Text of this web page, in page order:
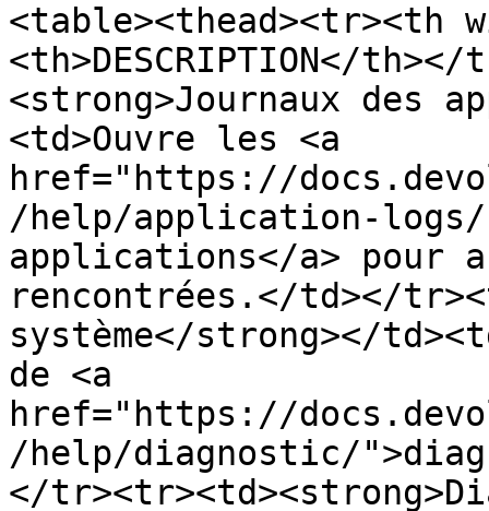
<table><thead><tr><th
<th>DESCRIPTION</
<strong>Journaux des
<td>Ouvre les <a
href="https://
/help/application-logs/
applications</a> pour
rencontrées.</td></
système</strong></
de <a
href="https://
/help/diagnostic/
</